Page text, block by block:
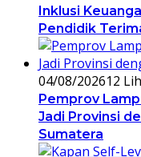
Inklusi
Pendidik
04/08/202612
Pemprov
Jadi Provinsi
Sumatera